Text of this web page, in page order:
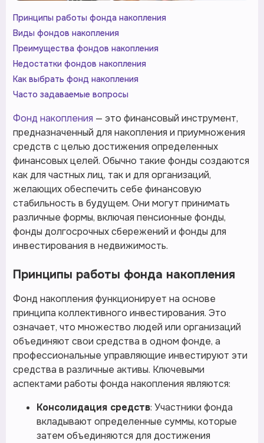
Принципы работы фонда накопления
Виды фондов накопления
Преимущества фондов накопления
Недостатки фондов накопления
Как выбрать фонд накопления
Часто задаваемые вопросы
Фонд накопления — это финансовый инструмент,
предназначенный для накопления и приумножения
средств с целью достижения определенных
финансовых целей. Обычно такие фонды создаются
как для частных лиц, так и для организаций,
желающих обеспечить себе финансовую
стабильность в будущем. Они могут принимать
различные формы, включая пенсионные фонды,
фонды долгосрочных сбережений и фонды для
инвестирования в недвижимость.
Принципы работы фонда накопления
Фонд накопления функционирует на основе
принципа коллективного инвестирования. Это
означает, что множество людей или организаций
объединяют свои средства в одном фонде, а
профессиональные управляющие инвестируют эти
средства в различные активы. Ключевыми
аспектами работы фонда накопления являются:
Консолидация средств: Участники фонда
вкладывают определенные суммы, которые
затем объединяются для достижения